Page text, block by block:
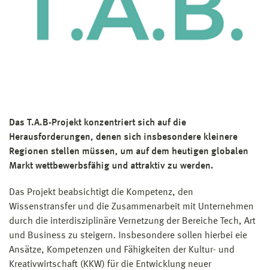
FSP 1 (bis 01/2024): Wissensgesellschaft im globalen Wandel
– Märkte, Handel und Schiffsverkehr
Struktureinheit:
Das T.A.B-Projekt konzentriert sich auf die
Herausforderungen, denen sich insbesondere kleinere
Regionen stellen müssen, um auf dem heutigen globalen
Markt wettbewerbsfähig und attraktiv zu werden.
Das Projekt beabsichtigt die Kompetenz, den
Wissenstransfer und die Zusammenarbeit mit Unternehmen
durch die interdisziplinäre Vernetzung der Bereiche Tech, Art
und Business zu steigern. Insbesondere sollen hierbei eie
Ansätze, Kompetenzen und Fähigkeiten der Kultur- und
Kreativwirtschaft (KKW) für die Entwicklung neuer